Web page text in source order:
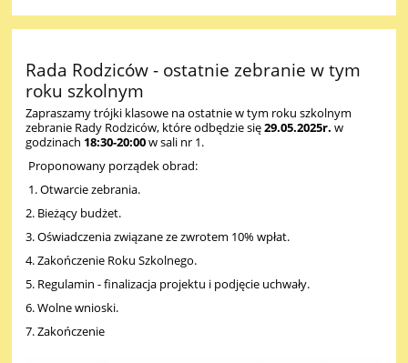
Rada Rodziców - ostatnie zebranie w tym
roku szkolnym
Zapraszamy trójki klasowe na ostatnie w tym roku szkolnym
zebranie Rady Rodziców, które odbędzie się29.05.2025r.w
godzinach 18:30-20:00w sali nr 1.
Proponowany porządek obrad:
1. Otwarcie zebrania.
2. Bieżący budżet.
3. Oświadczenia związane ze zwrotem 10% wpłat.
4. Zakończenie Roku Szkolnego.
5. Regulamin - finalizacja projektu i podjęcie uchwały.
6. Wolne wnioski.
7. Zakończenie